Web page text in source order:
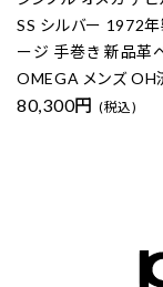
SS シルバー 1972年
ージ 手巻き 新品革
OMEGA メンズ OH
80,300円 (税込)